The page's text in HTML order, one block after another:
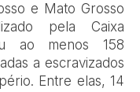
e Mato Grosso
pela Caixa
ao menos 158
a escravizados
Entre elas, 14